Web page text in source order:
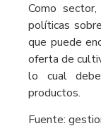
Como
políticas
que puede
oferta de
lo cual
productos.
Fuente: